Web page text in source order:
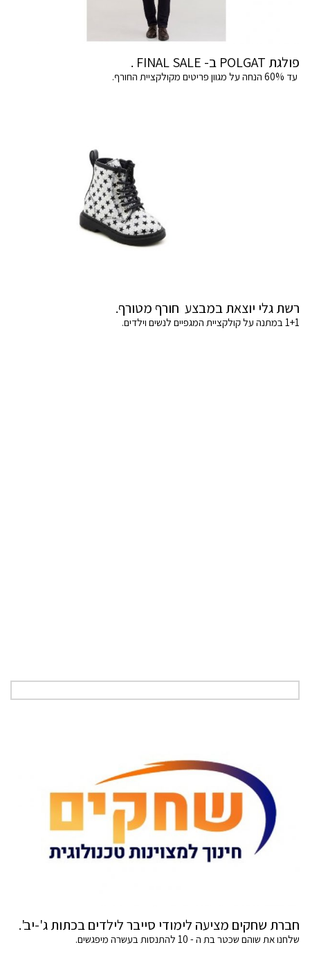
פולגת POLGAT ב- FINAL SALE .
עד 60% הנחה על מגוון פריטים מקולקציית החורף.
רשת גלי יוצאת במבצע חורף מטורף.
1+1 במתנה על קולקציית המגפיים לנשים וילדים.
חברת שחקים מציעה לימודי סייבר לילדים בכתות ג'-יב'.
שלחנו את שוהם שכטר בת ה - 10 להתנסות בעשרה מיפגשים.